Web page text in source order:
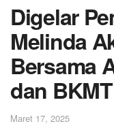
Digelar
Melinda
Bersama
dan BKMT
Maret 17, 2025